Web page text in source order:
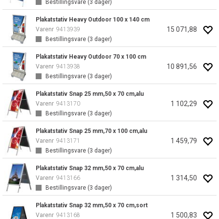
Bestillingsvare (3 dager)
Plakatstativ Heavy Outdoor 100 x 140 cm
Varenr 9413939
Bestillingsvare (3 dager)
15 071,88
Plakatstativ Heavy Outdoor 70 x 100 cm
Varenr 9413938
Bestillingsvare (3 dager)
10 891,56
Plakatstativ Snap 25 mm,50 x 70 cm,alu
Varenr 9413170
Bestillingsvare (3 dager)
1 102,29
Plakatstativ Snap 25 mm,70 x 100 cm,alu
Varenr 9413171
Bestillingsvare (3 dager)
1 459,79
Plakatstativ Snap 32 mm,50 x 70 cm,alu
Varenr 9413166
Bestillingsvare (3 dager)
1 314,50
Plakatstativ Snap 32 mm,50 x 70 cm,sort
Varenr 9413168 1 500,83